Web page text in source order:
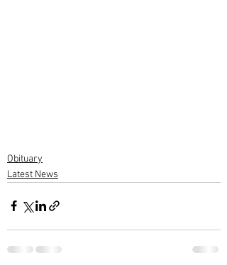
Obituary
Latest News